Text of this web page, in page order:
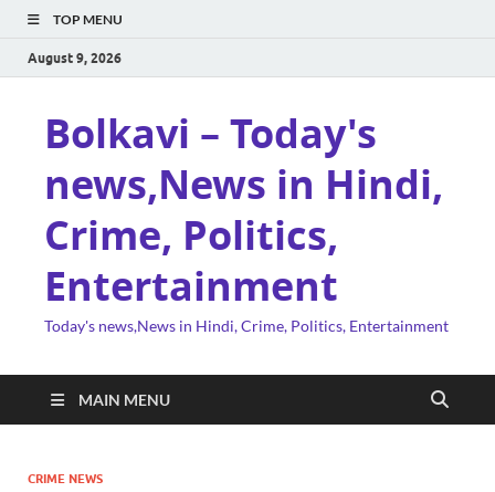
TOP MENU
August 9, 2026
Bolkavi – Today's
news,News in Hindi,
Crime, Politics,
Entertainment
Today's news,News in Hindi, Crime, Politics, Entertainment
MAIN MENU
CRIME NEWS